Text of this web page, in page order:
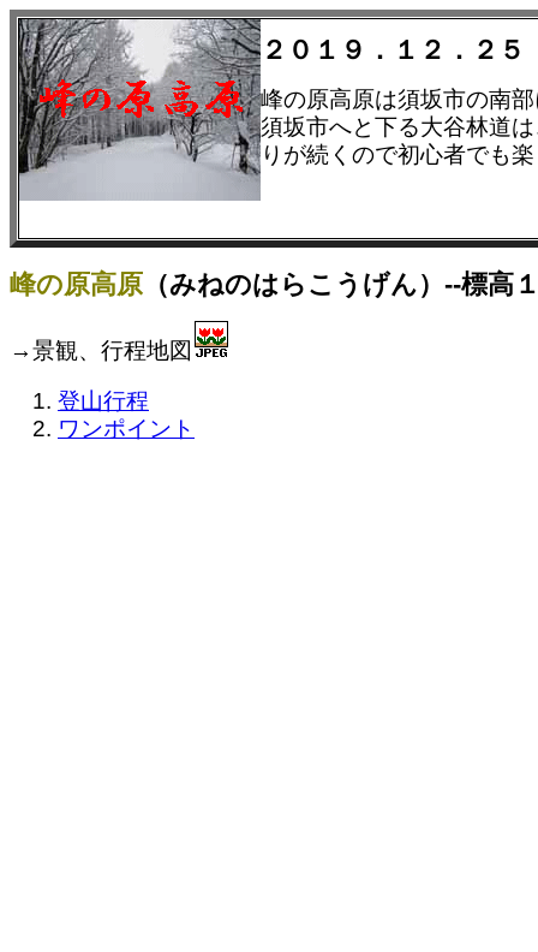
２０１９．１２．２
峰の原高原は須坂市の南
須坂市へと下る大谷林道
りが続くので初心者でも
峰の原高原 （みねのはらこうげん）--標高
→景観、行程地図
登山行程
ワンポイント